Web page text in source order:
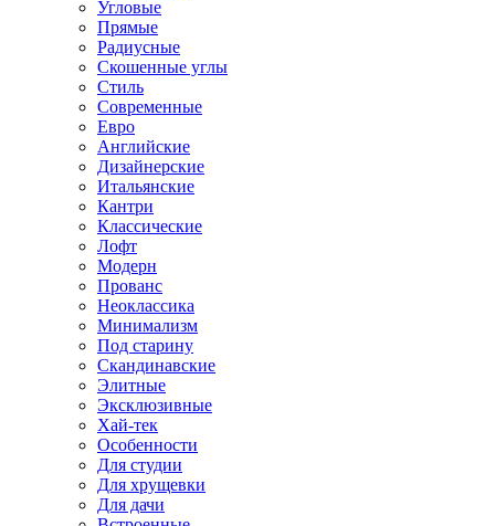
Угловые
Прямые
Радиусные
Скошенные углы
Стиль
Современные
Евро
Английские
Дизайнерские
Итальянские
Кантри
Классические
Лофт
Модерн
Прованс
Неоклассика
Минимализм
Под старину
Скандинавские
Элитные
Эксклюзивные
Хай-тек
Особенности
Для студии
Для хрущевки
Для дачи